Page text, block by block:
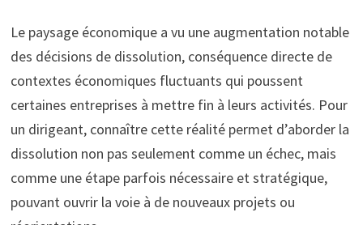
Le paysage économique a vu une augmentation notable
des décisions de dissolution, conséquence directe de
contextes économiques fluctuants qui poussent
certaines entreprises à mettre fin à leurs activités. Pour
un dirigeant, connaître cette réalité permet d’aborder la
dissolution non pas seulement comme un échec, mais
comme une étape parfois nécessaire et stratégique,
pouvant ouvrir la voie à de nouveaux projets ou